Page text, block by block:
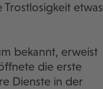
etwas
bekannt, erweist
die erste
Dienste in der